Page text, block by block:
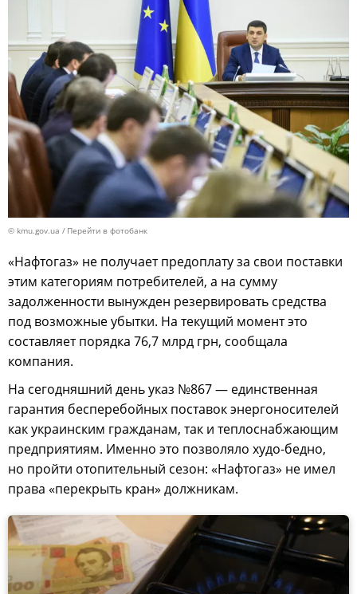
© kmu.gov.ua Перейти в фотобанк
«Нафтогаз» не получает предоплату за свои поставки
этим категориям потребителей, а на сумму
задолженности вынужден резервировать средства
под возможные убытки. На текущий момент это
составляет порядка 76,7 млрд грн, сообщала
компания.
На сегодняшний день указ №867 — единственная
гарантия бесперебойных поставок энергоносителей
как украинским гражданам, так и теплоснабжающим
предприятиям. Именно это позволяло худо-бедно,
но пройти отопительный сезон: «Нафтогаз» не имел
права «перекрыть кран» должникам.